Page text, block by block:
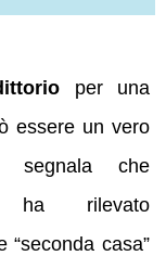
per una
essere un vero
segnala che
ha rilevato
“seconda casa”